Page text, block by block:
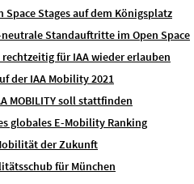
Space Stages auf dem Königsplatz
neutrale Standauftritte im Open Space
rechtzeitig für IAA wieder erlauben
der IAA Mobility 2021
MOBILITY soll stattfinden
globales E-Mobility Ranking
der Zukunft
für München